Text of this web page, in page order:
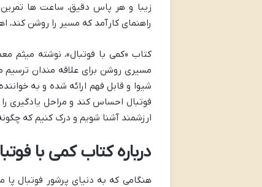
زیبا و هر پاس دقیق، ساعت ها
راهنمای کارآمد که مسیر را روشن کند،
کتاب «کمی با فوتبال»، نوشته میثم
مسیری روشن برای علاقه مندان ترسیم
شیوا و قابل فهم ارائه شده و به
فوتبال احساس کند و مراحل یادگیری
ارزشمند آشنا شویم و درک کنیم که
درباره کتاب کمی با
هنگامی که به دنیای پرشور فوتبال